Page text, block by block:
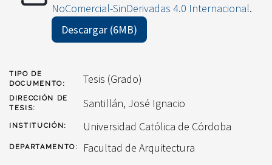
NoComercial-SinDerivadas 4.0 Internacional.
Descargar (6MB)
TIPO DE
DOCUMENTO:
Tesis (Grado)
DIRECCIÓN DE
TESIS:
Santillán, José Ignacio
INSTITUCIÓN: Universidad Católica de Córdoba
DEPARTAMENTO: Facultad de Arquitectura